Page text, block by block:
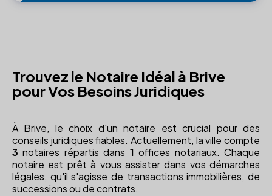
Trouvez le Notaire Idéal à Brive
pour Vos Besoins Juridiques
À Brive, le choix d'un notaire est crucial pour des
conseils juridiques fiables. Actuellement, la ville compte
3 notaires répartis dans 1 offices notariaux. Chaque
notaire est prêt à vous assister dans vos démarches
légales, qu'il s'agisse de transactions immobilières, de
successions ou de contrats.